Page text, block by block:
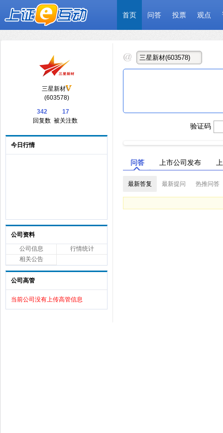
首页 问答 投票 观点
三星新材
(603578)
342
回复数
17
被关注数
今日行情
公司资料
公司信息
行情统计
相关公告
公司高管
当前公司没有上传高管信息
验证码
问答 上市公司发布
最新答复 最新提问 热推问答